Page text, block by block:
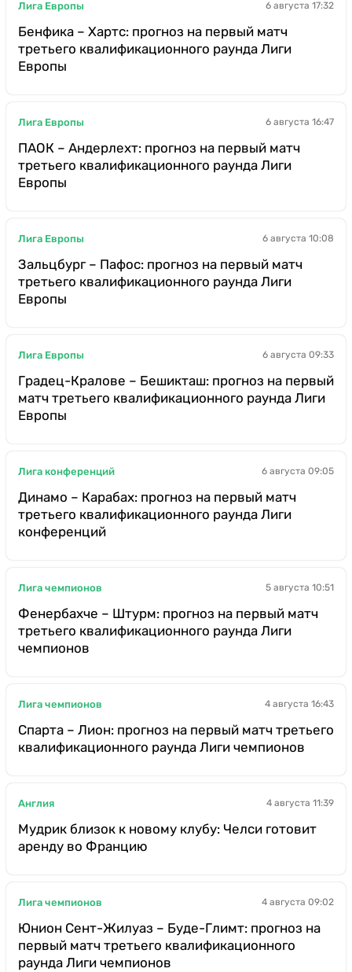
Лига Европы 6 августа 17:32
Бенфика – Хартс: прогноз на первый матч
третьего квалификационного раунда Лиги
Европы
Лига Европы 6 августа 16:47
ПАОК – Андерлехт: прогноз на первый матч
третьего квалификационного раунда Лиги
Европы
Лига Европы 6 августа 10:08
Зальцбург – Пафос: прогноз на первый матч
третьего квалификационного раунда Лиги
Европы
Лига Европы 6 августа 09:33
Градец-Кралове – Бешикташ: прогноз на первый
матч третьего квалификационного раунда Лиги
Европы
Лига конференций 6 августа 09:05
Динамо – Карабах: прогноз на первый матч
третьего квалификационного раунда Лиги
конференций
Лига чемпионов 5 августа 10:51
Фенербахче – Штурм: прогноз на первый матч
третьего квалификационного раунда Лиги
чемпионов
Лига чемпионов 4 августа 16:43
Спарта – Лион: прогноз на первый матч третьего
квалификационного раунда Лиги чемпионов
Англия 4 августа 11:39
Мудрик близок к новому клубу: Челси готовит
аренду во Францию
Лига чемпионов 4 августа 09:02
Юнион Сент-Жилуаз – Буде-Глимт: прогноз на
первый матч третьего квалификационного
раунда Лиги чемпионов